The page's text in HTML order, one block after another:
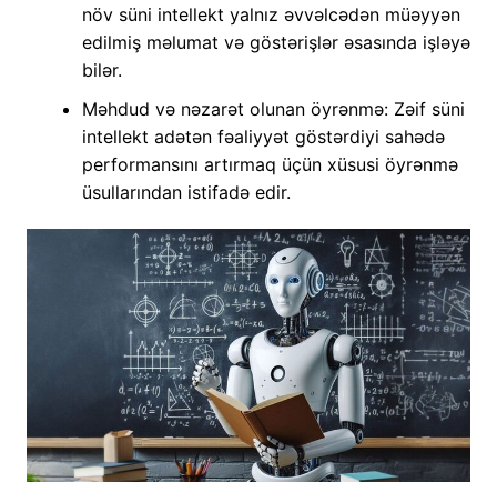
növ süni intellekt yalnız əvvəlcədən müəyyən
edilmiş məlumat və göstərişlər əsasında işləyə
bilər.
Məhdud və nəzarət olunan öyrənmə: Zəif süni
intellekt adətən fəaliyyət göstərdiyi sahədə
performansını artırmaq üçün xüsusi öyrənmə
üsullarından istifadə edir.